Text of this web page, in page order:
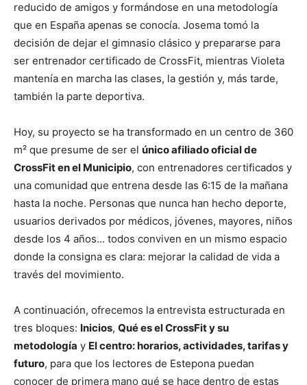
reducido de amigos y formándose en una metodología
que en España apenas se conocía. Josema tomó la
decisión de dejar el gimnasio clásico y prepararse para
ser entrenador certificado de CrossFit, mientras Violeta
mantenía en marcha las clases, la gestión y, más tarde,
también la parte deportiva.
Hoy, su proyecto se ha transformado en un centro de 360
m² que presume de ser el único afiliado oficial de
CrossFit en el Municipio, con entrenadores certificados y
una comunidad que entrena desde las 6:15 de la mañana
hasta la noche. Personas que nunca han hecho deporte,
usuarios derivados por médicos, jóvenes, mayores, niños
desde los 4 años… todos conviven en un mismo espacio
donde la consigna es clara: mejorar la calidad de vida a
través del movimiento.
A continuación, ofrecemos la entrevista estructurada en
tres bloques: Inicios, Qué es el CrossFit y su
metodología y El centro: horarios, actividades, tarifas y
futuro, para que los lectores de Estepona puedan
conocer de primera mano qué se hace dentro de estas